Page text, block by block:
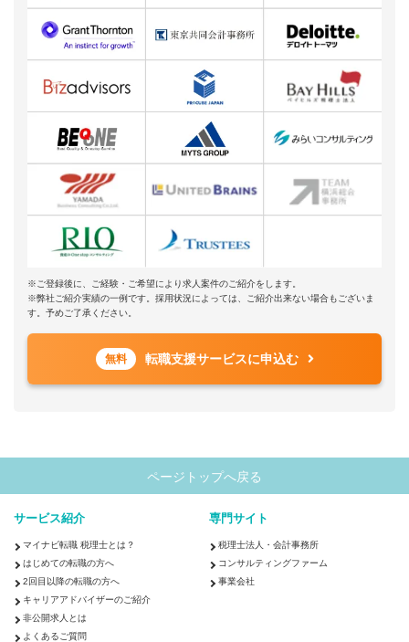
※ご登録後に、ご経験・ご希望により求人案件のご紹介をします。
※弊社ご紹介実績の一例です。採用状況によっては、ご紹介出来ない場合もございま
す。予めご了承ください。
無料 転職支援サービスに申込む
ページトップへ戻る
サービス紹介
マイナビ転職 税理士とは？
はじめての転職の方へ
2回目以降の転職の方へ
キャリアアドバイザーのご紹介
非公開求人とは
よくあるご質問
専門サイト
税理士法人・会計事務所
コンサルティングファーム
事業会社